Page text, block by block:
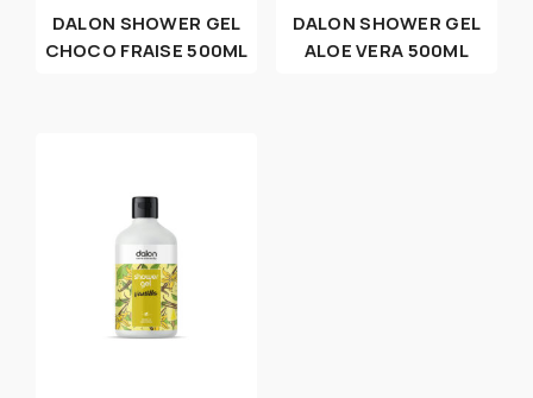
DALON SHOWER GEL
CHOCO FRAISE 500ML
DALON SHOWER GEL
ALOE VERA 500ML